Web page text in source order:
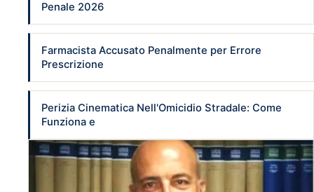
Penale 2026
Farmacista Accusato Penalmente per Errore
Prescrizione
Perizia Cinematica Nell'Omicidio Stradale: Come
Funziona e